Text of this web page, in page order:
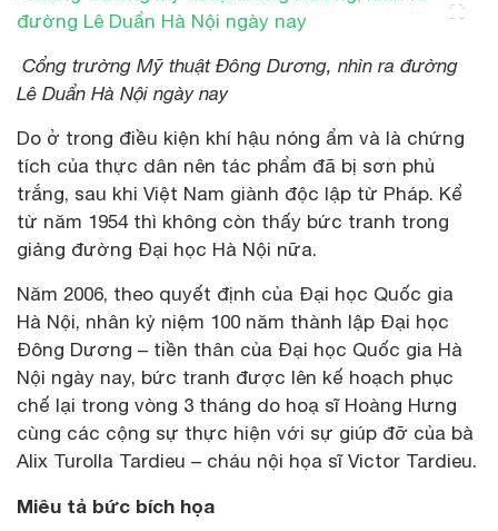
Cổng trường Mỹ thuật Đông Dương, nhìn ra đường
Lê Duẩn Hà Nội ngày nay
Do ở trong điều kiện khí hậu nóng ẩm và là chứng
tích của thực dân nên tác phẩm đã bị sơn phủ
trắng, sau khi Việt Nam giành độc lập từ Pháp. Kể
từ năm 1954 thì không còn thấy bức tranh trong
giảng đường Đại học Hà Nội nữa.
Năm 2006, theo quyết định của Đại học Quốc gia
Hà Nội, nhân kỷ niệm 100 năm thành lập Đại học
Đông Dương – tiền thân của Đại học Quốc gia Hà
Nội ngày nay, bức tranh được lên kế hoạch phục
chế lại trong vòng 3 tháng do hoạ sĩ Hoàng Hưng
cùng các cộng sự thực hiện với sự giúp đỡ của bà
Alix Turolla Tardieu – cháu nội họa sĩ Victor Tardieu.
Miêu tả bức bích họa